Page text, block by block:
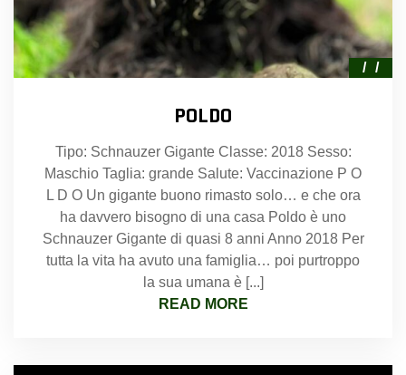
POLDO
Tipo: Schnauzer Gigante Classe: 2018 Sesso:
Maschio Taglia: grande Salute: Vaccinazione P O
L D O Un gigante buono rimasto solo… e che ora
ha davvero bisogno di una casa Poldo è uno
Schnauzer Gigante di quasi 8 anni Anno 2018 Per
tutta la vita ha avuto una famiglia… poi purtroppo
la sua umana è [...]
READ MORE